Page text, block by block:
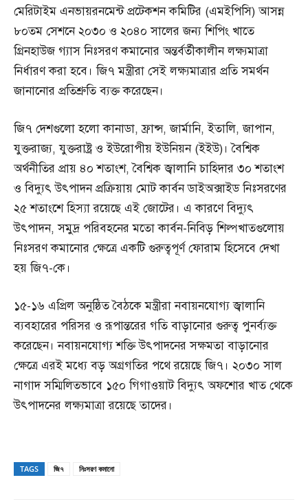
মেরিটাইম এনভায়রনমেন্ট প্রটেকশন কমিটির (এমইপিসি) আসন্ন
৮০তম সেশনে ২০৩০ ও ২০৪০ সালের জন্য শিপিং খাতে
গ্রিনহাউজ গ্যাস নিঃসরণ কমানোর অন্তর্বর্তীকালীন লক্ষ্যমাত্রা
নির্ধারণ করা হবে। জি৭ মন্ত্রীরা সেই লক্ষ্যমাত্রার প্রতি সমর্থন
জানানোর প্রতিশ্রুতি ব্যক্ত করেছেন।
জি৭ দেশগুলো হলো কানাডা, ফ্রান্স, জার্মানি, ইতালি, জাপান,
যুক্তরাজ্য, যুক্তরাষ্ট্র ও ইউরোপীয় ইউনিয়ন (ইইউ)। বৈশ্বিক
অর্থনীতির প্রায় ৪০ শতাংশ, বৈশ্বিক জ্বালানি চাহিদার ৩০ শতাংশ
ও বিদ্যুৎ উৎপাদন প্রক্রিয়ায় মোট কার্বন ডাইঅক্সাইড নিঃসরণের
২৫ শতাংশে হিস্যা রয়েছে এই জোটের। এ কারণে বিদ্যুৎ
উৎপাদন, সমুদ্র পরিবহনের মতো কার্বন-নিবিড় শিল্পখাতগুলোয়
নিঃসরণ কমানোর ক্ষেত্রে একটি গুরুত্বপূর্ণ ফোরাম হিসেবে দেখা
হয় জি৭-কে।
১৫-১৬ এপ্রিল অনুষ্ঠিত বৈঠকে মন্ত্রীরা নবায়নযোগ্য জ্বালানি
ব্যবহারের পরিসর ও রূপান্তরের গতি বাড়ানোর গুরুত্ব পুনর্ব্যক্ত
করেছেন। নবায়নযোগ্য শক্তি উৎপাদনের সক্ষমতা বাড়ানোর
ক্ষেত্রে এরই মধ্যে বড় অগ্রগতির পথে রয়েছে জি৭। ২০৩০ সাল
নাগাদ সম্মিলিতভাবে ১৫০ গিগাওয়াট বিদ্যুৎ অফশোর খাত থেকে
উৎপাদনের লক্ষ্যমাত্রা রয়েছে তাদের।
TAGS জি৭ নিঃসরণ কমানো